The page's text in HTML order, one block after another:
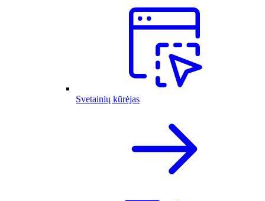
Svetainių kūrėjas